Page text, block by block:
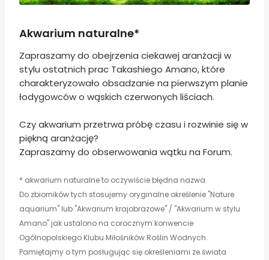
Akwarium naturalne*
Zapraszamy do obejrzenia ciekawej aranżacji w
stylu ostatnich prac Takashiego Amano, które
charakteryzowało obsadzanie na pierwszym planie
łodygowców o wąskich czerwonych liściach.
Czy akwarium przetrwa próbę czasu i rozwinie się w
piękną aranżację?
Zapraszamy do obserwowania wątku na Forum.
* akwarium naturalne to oczywiście błędna nazwa.
Do zbiorników tych stosujemy oryginalne określenie "Nature
aquarium" lub "Akwarium krajobrazowe" / "Akwarium w stylu
Amano" jak ustalono na corocznym konwencie
Ogólnopolskiego Klubu Miłośników Roślin Wodnych.
Pamiętajmy o tym posługując się określeniami ze świata